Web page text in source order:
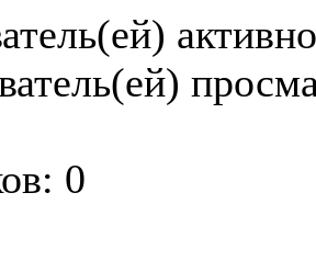
активно
0